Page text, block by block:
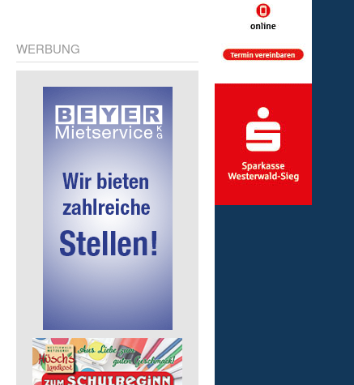
WERBUNG